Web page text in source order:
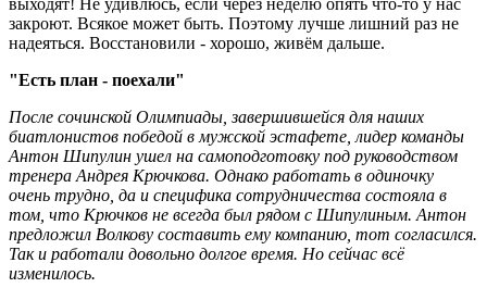
выходят! Не удивлюсь, если через неделю опять что-то у нас
закроют. Всякое может быть. Поэтому лучше лишний раз не
надеяться. Восстановили - хорошо, живём дальше.
"Есть план - поехали"
После сочинской Олимпиады, завершившейся для наших
биатлонистов победой в мужской эстафете, лидер команды
Антон Шипулин ушел на самоподготовку под руководством
тренера Андрея Крючкова. Однако работать в одиночку
очень трудно, да и специфика сотрудничества состояла в
том, что Крючков не всегда был рядом с Шипулиным. Антон
предложил Волкову составить ему компанию, тот согласился.
Так и работали довольно долгое время. Но сейчас всё
изменилось.